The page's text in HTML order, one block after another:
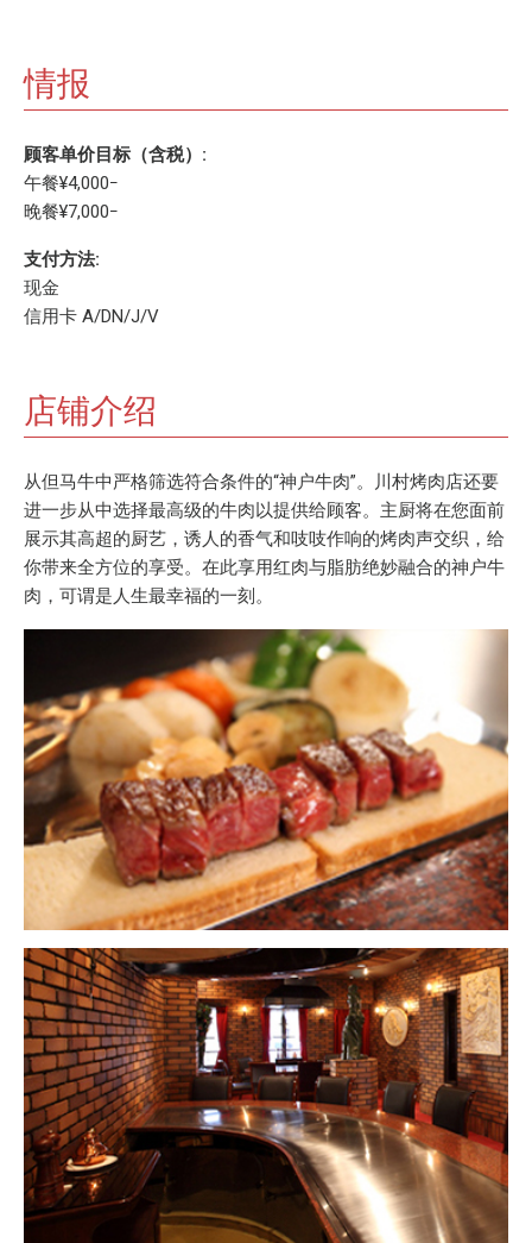
情报
顾客单价目标（含税）:
午餐¥4,000ｰ
晚餐¥7,000ｰ
支付方法:
现金
信用卡 A/DN/J/V
店铺介绍
从但马牛中严格筛选符合条件的“神户牛肉”。川村烤肉店还要
进一步从中选择最高级的牛肉以提供给顾客。主厨将在您面前
展示其高超的厨艺，诱人的香气和吱吱作响的烤肉声交织，给
你带来全方位的享受。在此享用红肉与脂肪绝妙融合的神户牛
肉，可谓是人生最幸福的一刻。